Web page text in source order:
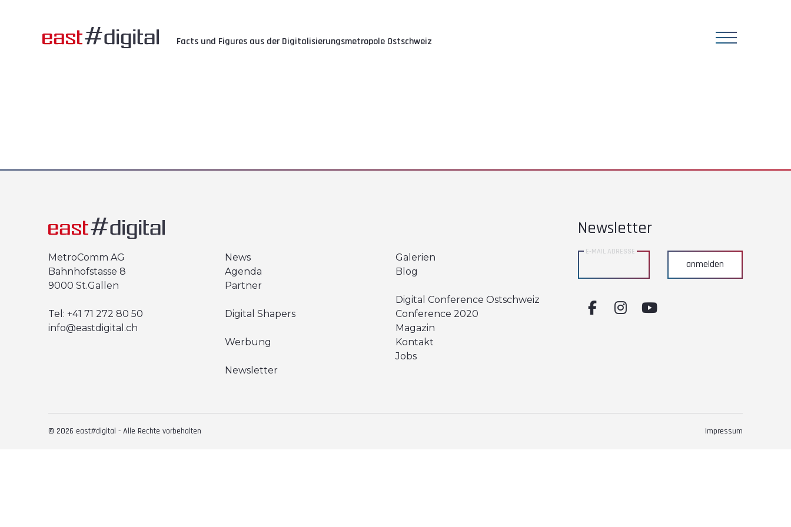
Facts und Figures aus der Digitalisierungsmetropole Ostschweiz
MetroComm AG
Bahnhofstasse 8
9000 St.Gallen
Tel: +41 71 272 80 50
info@eastdigital.ch
News
Galerien
Agenda
Blog
Partner
Digital Conference Ostschweiz
Digital Shapers
Conference 2020
Werbung
Magazin
Kontakt
Newsletter
Jobs
Newsletter
E-MAIL ADRESSE
anmelden
© 2026 east#digital - Alle Rechte vorbehalten Impressum